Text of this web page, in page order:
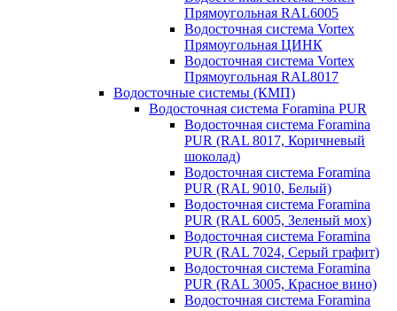
Прямоугольная RAL6005
Водосточная система Vortex
Прямоугольная ЦИНК
Водосточная система Vortex
Прямоугольная RAL8017
Водосточные системы (КМП)
Водосточная система Foramina PUR
Водосточная система Foramina
PUR (RAL 8017, Коричневый
шоколад)
Водосточная система Foramina
PUR (RAL 9010, Белый)
Водосточная система Foramina
PUR (RAL 6005, Зеленый мох)
Водосточная система Foramina
PUR (RAL 7024, Серый графит)
Водосточная система Foramina
PUR (RAL 3005, Красное вино)
Водосточная система Foramina